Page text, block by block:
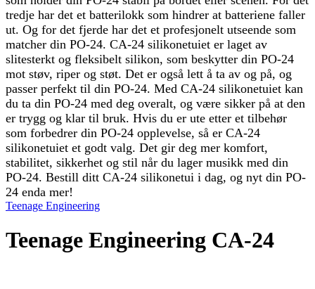
tredje har det et batterilokk som hindrer at batteriene faller
ut. Og for det fjerde har det et profesjonelt utseende som
matcher din PO-24. CA-24 silikonetuiet er laget av
slitesterkt og fleksibelt silikon, som beskytter din PO-24
mot støv, riper og støt. Det er også lett å ta av og på, og
passer perfekt til din PO-24. Med CA-24 silikonetuiet kan
du ta din PO-24 med deg overalt, og være sikker på at den
er trygg og klar til bruk. Hvis du er ute etter et tilbehør
som forbedrer din PO-24 opplevelse, så er CA-24
silikonetuiet et godt valg. Det gir deg mer komfort,
stabilitet, sikkerhet og stil når du lager musikk med din
PO-24. Bestill ditt CA-24 silikonetui i dag, og nyt din PO-
24 enda mer!
Teenage Engineering
Teenage Engineering CA-24